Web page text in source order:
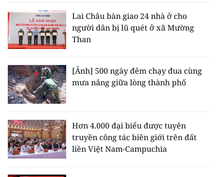
Lai Châu bàn giao 24 nhà ở cho
người dân bị lũ quét ở xã Mường
Than
[Ảnh] 500 ngày đêm chạy đua cùng
mưa nắng giữa lòng thành phố
Hơn 4.000 đại biểu được tuyên
truyền công tác biên giới trên đất
liền Việt Nam-Campuchia